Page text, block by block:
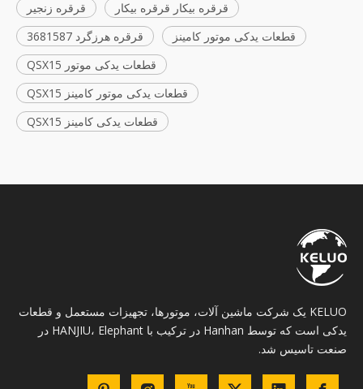
قرقره زنجیر
قرقره بیکار قرقره بیکار
قرقره هرزگرد 3681587
قطعات یدکی موتور کامینز
قطعات یدکی موتور QSX15
قطعات یدکی موتور کامینز QSX15
قطعات یدکی کامینز QSX15
KELUO یک شرکت ماشین آلات، موتورها، تجهیزات مستعمل و قطعات
یدکی است که توسط Hanhan در ترکیب با HANJIU، Elephant در
صنعت تاسیس شد.